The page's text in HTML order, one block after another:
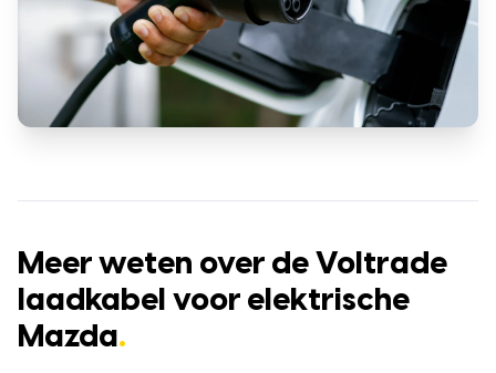
Meer weten over de Voltrade
laadkabel voor elektrische
Mazda.